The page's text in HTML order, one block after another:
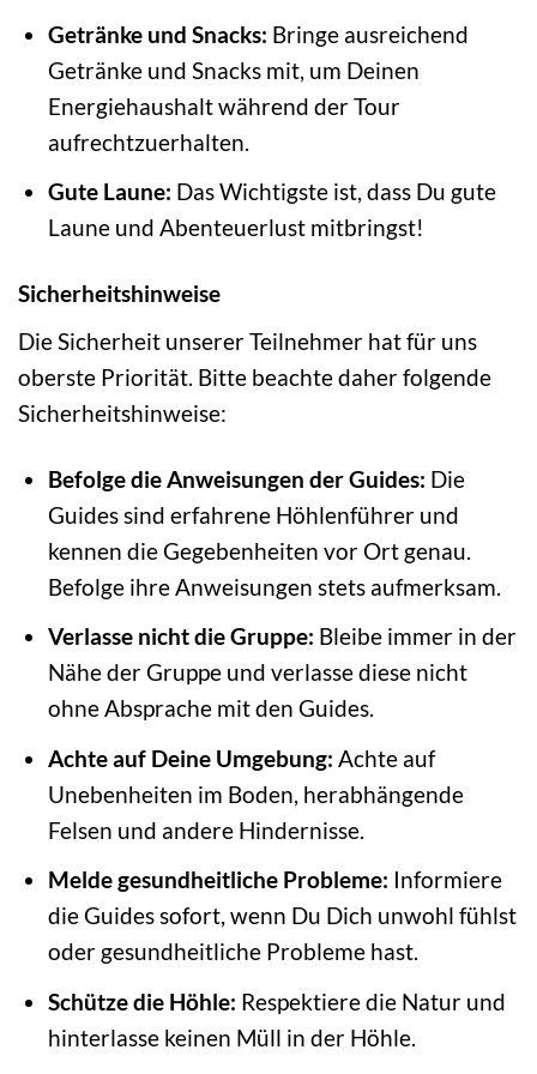
Getränke und Snacks: Bringe ausreichend
Getränke und Snacks mit, um Deinen
Energiehaushalt während der Tour
aufrechtzuerhalten.
Gute Laune: Das Wichtigste ist, dass Du gute
Laune und Abenteuerlust mitbringst!
Sicherheitshinweise
Die Sicherheit unserer Teilnehmer hat für uns
oberste Priorität. Bitte beachte daher folgende
Sicherheitshinweise:
Befolge die Anweisungen der Guides: Die
Guides sind erfahrene Höhlenführer und
kennen die Gegebenheiten vor Ort genau.
Befolge ihre Anweisungen stets aufmerksam.
Verlasse nicht die Gruppe: Bleibe immer in der
Nähe der Gruppe und verlasse diese nicht
ohne Absprache mit den Guides.
Achte auf Deine Umgebung: Achte auf
Unebenheiten im Boden, herabhängende
Felsen und andere Hindernisse.
Melde gesundheitliche Probleme: Informiere
die Guides sofort, wenn Du Dich unwohl fühlst
oder gesundheitliche Probleme hast.
Schütze die Höhle: Respektiere die Natur und
hinterlasse keinen Müll in der Höhle.